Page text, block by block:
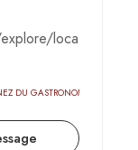
loca
GASTRONOMIC-CIRCUS